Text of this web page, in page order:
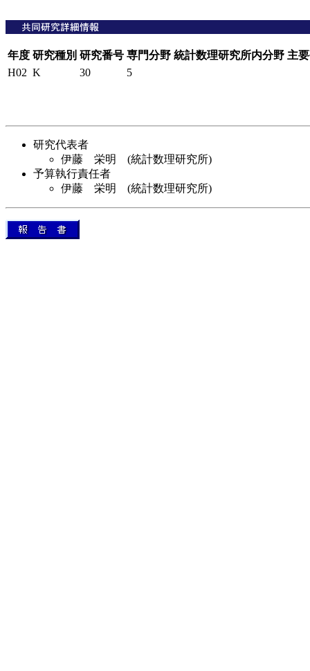
年度 研究種別 研究番号 専門分野 統計数理研究所内分野 主
H02 K 30 5
研究代表者
伊藤 栄明 (統計数理研究所)
予算執行責任者
伊藤 栄明 (統計数理研究所)